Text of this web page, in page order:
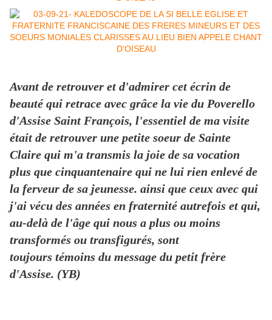
Avant de retrouver et d'admirer cet écrin de
beauté qui retrace avec grâce la vie du Poverello
d'Assise Saint François, l'essentiel de ma visite
était de retrouver une petite soeur de Sainte
Claire qui m'a transmis la joie de sa vocation
plus que cinquantenaire qui ne lui rien enlevé de
la ferveur de sa jeunesse. ainsi que ceux avec qui
j'ai vécu des années en fraternité autrefois et qui,
au-delà de l'âge qui nous a plus ou moins
transformés ou transfigurés, sont
toujours témoins du message du petit frère
d'Assise. (YB)